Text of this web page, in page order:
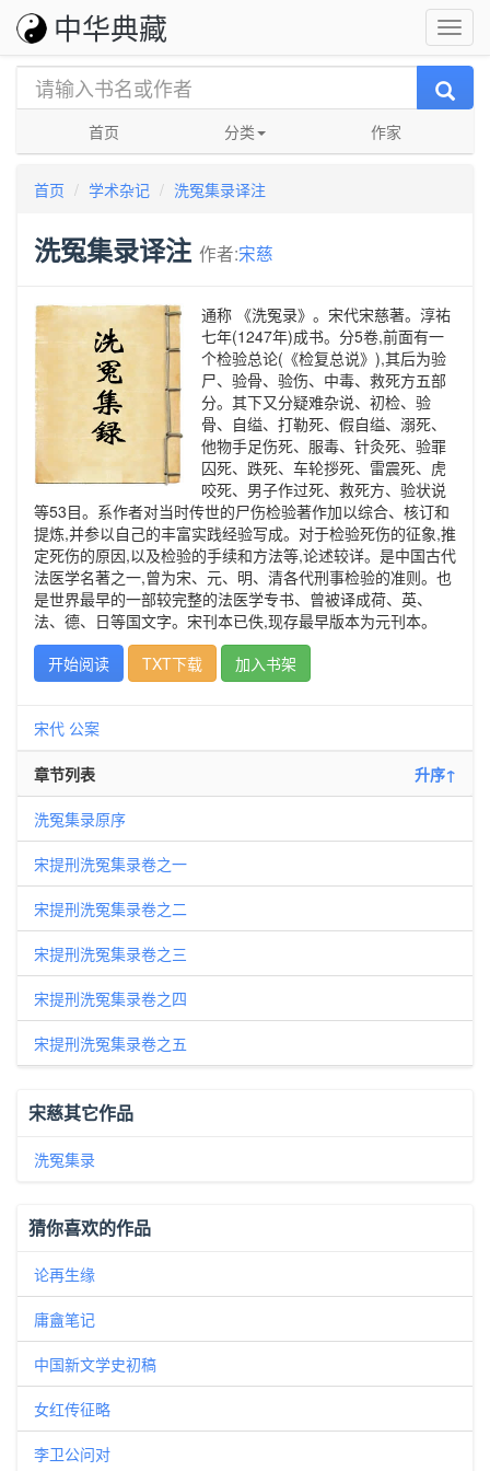
中华典藏
首页 分类 作家
首页 学术杂记 洗冤集录译注
洗冤集录译注 作者:宋慈
通称 《洗冤录》。宋代宋慈著。淳祐
七年(1247年)成书。分5卷,前面有一
个检验总论(《检复总说》),其后为验
尸、验骨、验伤、中毒、救死方五部
分。其下又分疑难杂说、初检、验
骨、自缢、打勒死、假自缢、溺死、
他物手足伤死、服毒、针灸死、验罪
囚死、跌死、车轮拶死、雷震死、虎
咬死、男子作过死、救死方、验状说
等53目。系作者对当时传世的尸伤检验著作加以综合、核订和
提炼,并参以自己的丰富实践经验写成。对于检验死伤的征象,推
定死伤的原因,以及检验的手续和方法等,论述较详。是中国古代
法医学名著之一,曾为宋、元、明、清各代刑事检验的准则。也
是世界最早的一部较完整的法医学专书、曾被译成荷、英、
法、德、日等国文字。宋刊本已佚,现存最早版本为元刊本。
开始阅读
TXT下载 加入书架
宋代 公案
章节列表 升序↑
洗冤集录原序
宋提刑洗冤集录卷之一
宋提刑洗冤集录卷之二
宋提刑洗冤集录卷之三
宋提刑洗冤集录卷之四
宋提刑洗冤集录卷之五
宋慈其它作品
洗冤集录
猜你喜欢的作品
论再生缘
庸盦笔记
中国新文学史初稿
女红传征略
李卫公问对